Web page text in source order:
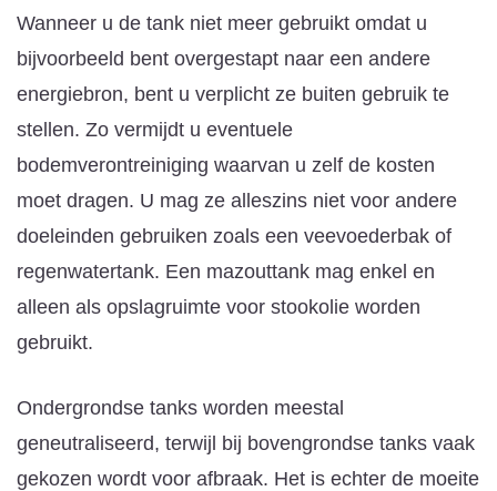
Wanneer u de tank niet meer gebruikt omdat u
bijvoorbeeld bent overgestapt naar een andere
energiebron, bent u verplicht ze buiten gebruik te
stellen. Zo vermijdt u eventuele
bodemverontreiniging waarvan u zelf de kosten
moet dragen. U mag ze alleszins niet voor andere
doeleinden gebruiken zoals een veevoederbak of
regenwatertank. Een mazouttank mag enkel en
alleen als opslagruimte voor stookolie worden
gebruikt.
Ondergrondse tanks worden meestal
geneutraliseerd, terwijl bij bovengrondse tanks vaak
gekozen wordt voor afbraak. Het is echter de moeite